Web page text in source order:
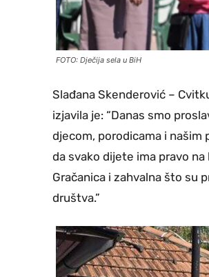
FOTO: Dječija sela u BiH
Slađana Skenderović –
izjavila je: “Danas smo
djecom, porodicama i našim
da svako dijete ima pravo
Gračanica i zahvalna što su
društva.”